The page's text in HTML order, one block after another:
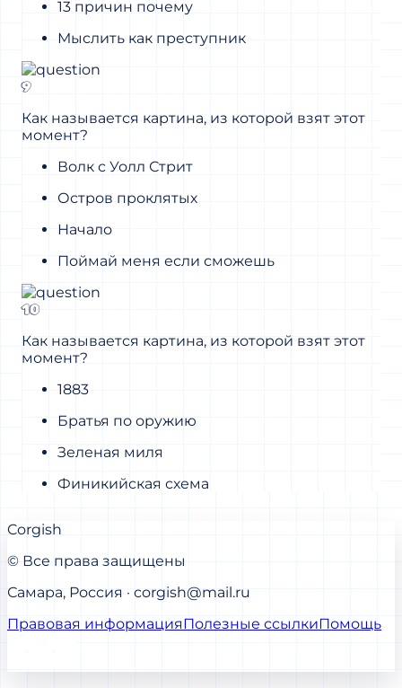
13 причин почему
Мыслить как преступник
9
Как называется картина, из которой взят этот
момент?
Волк с Уолл Стрит
Остров проклятых
Начало
Поймай меня если сможешь
10
Как называется картина, из которой взят этот
момент?
1883
Братья по оружию
Зеленая миля
Финикийская схема
Corgish
© Все права защищены
Самара, Россия · corgish@mail.ru
Правовая информацияПолезные ссылкиПомощь